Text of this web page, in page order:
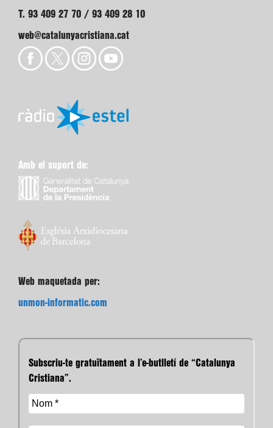
T. 93 409 27 70 / 93 409 28 10
web@catalunyacristiana.cat
Amb el suport de:
Web maquetada per:
unmon-informatic.com
Subscriu-te gratuïtament a l’e-butlletí de “Catalunya
Cristiana”.